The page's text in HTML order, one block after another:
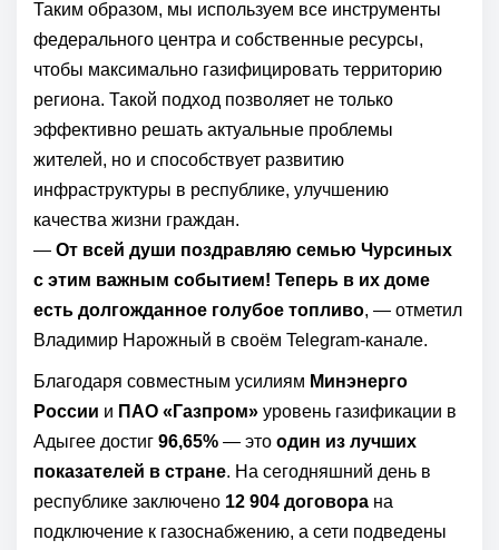
Таким образом, мы используем все инструменты
федерального центра и собственные ресурсы,
чтобы максимально газифицировать территорию
региона. Такой подход позволяет не только
эффективно решать актуальные проблемы
жителей, но и способствует развитию
инфраструктуры в республике, улучшению
качества жизни граждан.
— От всей души поздравляю семью Чурсиных
с этим важным событием! Теперь в их доме
есть долгожданное голубое топливо, — отметил
Владимир Нарожный в своём Telegram-канале.
Благодаря совместным усилиям Минэнерго
России и ПАО «Газпром» уровень газификации в
Адыгее достиг 96,65% — это один из лучших
показателей в стране. На сегодняшний день в
республике заключено 12 904 договора на
подключение к газоснабжению, а сети подведены